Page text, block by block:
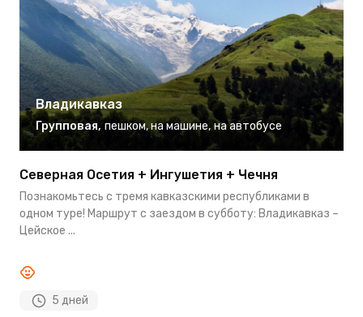
Владикавказ
Групповая, пешком, на машине, на автобусе
Северная Осетия + Ингушетия + Чечня
Познакомьтесь с тремя кавказскими республиками в
одном туре! Маршрут с заездом в субботу: Владикавказ –
Цейское ...
5 дней